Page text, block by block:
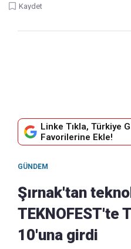
Kaydet
Linke Tıkla, Türkiye
Favorilerine Ekle!
GÜNDEM
Şırnak'tan
TEKNOFEST'te
10'una girdi